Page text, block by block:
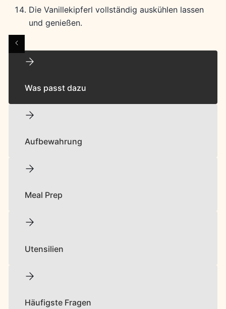
Die Vanillekipferl vollständig auskühlen lassen
und genießen.
Was passt dazu
Aufbewahrung
Meal Prep
Utensilien
Häufigste Fragen